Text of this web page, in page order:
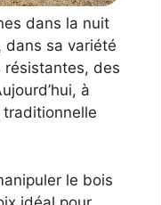
dans la nuit
dans sa variété
résistantes, des
à
traditionnelle
le bois